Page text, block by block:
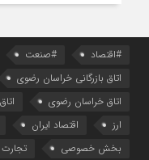
#اقتصاد #صنعت
اتاق بازرگانی خراسان رضوی
اتاق خراسان رضوی
ارز
اقتصاد ایران
بخش خصوصی
تجارت